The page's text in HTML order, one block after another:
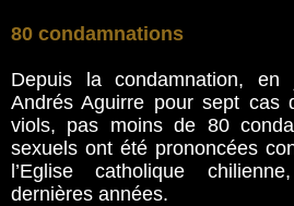
80 condamnations
Depuis la condamnation,
Andrés Aguirre pour sept cas
viols, pas moins de 80
sexuels ont été prononcées
l’Eglise catholique
dernières années.